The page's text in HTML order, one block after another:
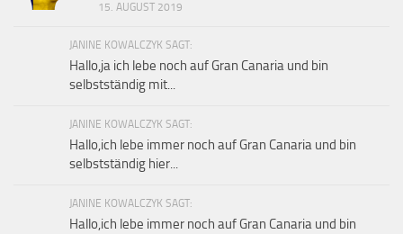
15. AUGUST 2019
JANINE KOWALCZYK SAGT:
Hallo,ja ich lebe noch auf Gran Canaria und bin
selbstständig mit...
JANINE KOWALCZYK SAGT:
Hallo,ich lebe immer noch auf Gran Canaria und bin
selbstständig hier...
JANINE KOWALCZYK SAGT:
Hallo,ich lebe immer noch auf Gran Canaria und bin